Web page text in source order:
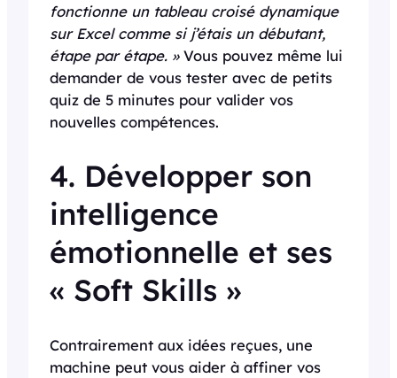
fonctionne un tableau croisé dynamique
sur Excel comme si j’étais un débutant,
étape par étape. »Vous pouvez même lui
demander de vous tester avec de petits
quiz de 5 minutes pour valider vos
nouvelles compétences.
4. Développer son
intelligence
émotionnelle et ses
« Soft Skills »
Contrairement aux idées reçues, une
machine peut vous aider à affiner vos